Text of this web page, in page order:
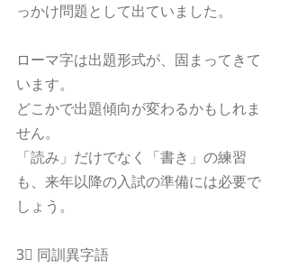
っかけ問題として出ていました。
ローマ字は出題形式が、固まってきて
います。
どこかで出題傾向が変わるかもしれま
せん。
「読み」だけでなく「書き」の練習
も、来年以降の入試の準備には必要で
しょう。
3⃣ 同訓異字語